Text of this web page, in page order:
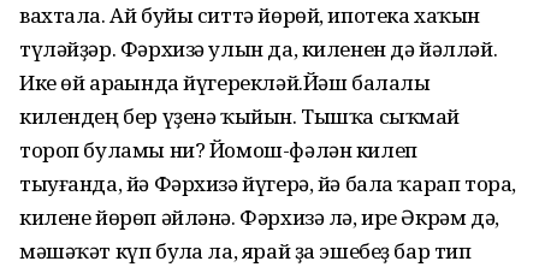
вахтала. Ай буйы ситтә йөрөй, ипотека хаҡын
түләйҙәр. Фәрхизә улын да, киленен дә йәлләй.
Ике өй араһында йүгерекләй.Йәш балалы
килендең бер үҙенә ҡыйын. Тышҡа сыҡмай
тороп буламы ни? Йомош-фәлән килеп
тыуғанда, йә Фәрхизә йүгерә, йә бала ҡарап тора,
килене йөрөп әйләнә. Фәрхизә лә, ире Әкрәм дә,
мәшәҡәт күп булһа ла, ярай ҙа эшебеҙ бар тип